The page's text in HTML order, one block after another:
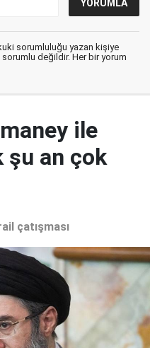
sorumluluğu yazan kişiye
değildir. Her bir yorum
ile
an çok
çatışması